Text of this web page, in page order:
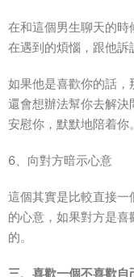
在和這個男生聊天的
在遇到的煩惱，跟他訴
如果他是喜歡你的話
還會想辦法幫你去解
安慰你，默默地陪着你。
6、向對方暗示心意
這個其實是比較直接一
的心意，如果對方是
的。
三、喜歡一個不喜歡自